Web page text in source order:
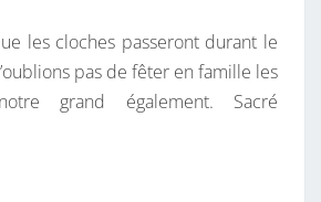
.
les cloches passeront durant le
pas de fêter en famille les
grand également. Sacré